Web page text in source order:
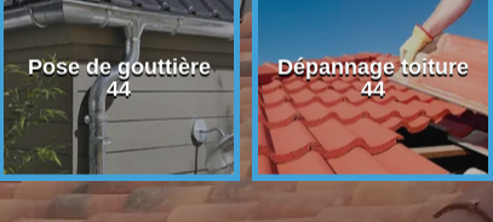
Pose de gouttière
44
Dépannage toiture
44